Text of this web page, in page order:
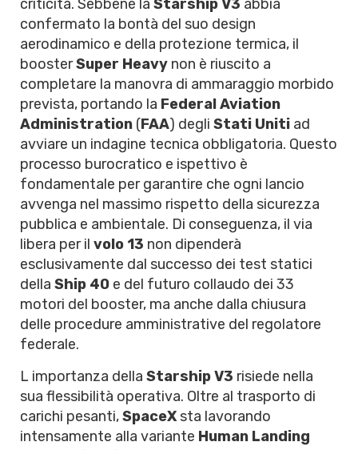
criticità. Sebbene la Starship V3 abbia
confermato la bontà del suo design
aerodinamico e della protezione termica, il
boosterSuper Heavy non è riuscito a
completare la manovra di ammaraggio morbido
prevista, portando la Federal Aviation
Administration (FAA) degli Stati Uniti ad
avviare un indagine tecnica obbligatoria. Questo
processo burocratico e ispettivo è
fondamentale per garantire che ogni lancio
avvenga nel massimo rispetto della sicurezza
pubblica e ambientale. Di conseguenza, il via
libera per il volo 13 non dipenderà
esclusivamente dal successo dei test statici
della Ship 40 e del futuro collaudo dei 33
motori del booster, ma anche dalla chiusura
delle procedure amministrative del regolatore
federale.
L importanza della Starship V3 risiede nella
sua flessibilità operativa. Oltre al trasporto di
carichi pesanti,SpaceX sta lavorando
intensamente alla variante Human Landing